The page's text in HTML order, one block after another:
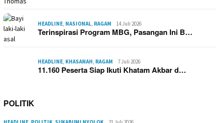
HEADLINE NASIONAL RAGAM 14 Juli 2026
Terinspirasi Program MBG, Pasangan Ini B…
HEADLINE KHASANAH RAGAM 7 Juli 2026
11.160 Peserta Siap Ikuti Khatam Akbar d…
POLITIK